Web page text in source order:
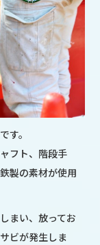
す。
フト、階段手
製の素材が使用
まい、放ってお
ビが発生しま